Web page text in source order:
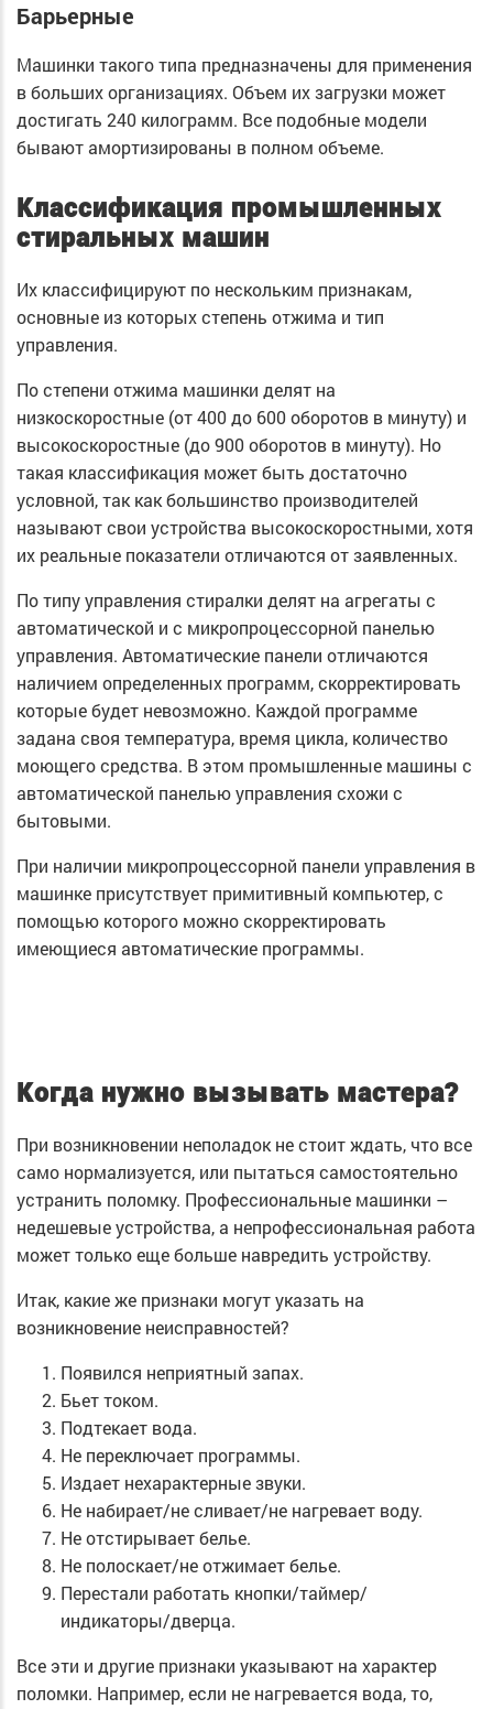
Барьерные
Машинки такого типа предназначены для применения
в больших организациях. Объем их загрузки может
достигать 240 килограмм. Все подобные модели
бывают амортизированы в полном объеме.
Классификация промышленных
стиральных машин
Их классифицируют по нескольким признакам,
основные из которых степень отжима и тип
управления.
По степени отжима машинки делят на
низкоскоростные (от 400 до 600 оборотов в минуту) и
высокоскоростные (до 900 оборотов в минуту). Но
такая классификация может быть достаточно
условной, так как большинство производителей
называют свои устройства высокоскоростными, хотя
их реальные показатели отличаются от заявленных.
По типу управления стиралки делят на агрегаты с
автоматической и с микропроцессорной панелью
управления. Автоматические панели отличаются
наличием определенных программ, скорректировать
которые будет невозможно. Каждой программе
задана своя температура, время цикла, количество
моющего средства. В этом промышленные машины с
автоматической панелью управления схожи с
бытовыми.
При наличии микропроцессорной панели управления в
машинке присутствует примитивный компьютер, с
помощью которого можно скорректировать
имеющиеся автоматические программы.
Когда нужно вызывать мастера?
При возникновении неполадок не стоит ждать, что все
само нормализуется, или пытаться самостоятельно
устранить поломку. Профессиональные машинки –
недешевые устройства, а непрофессиональная работа
может только еще больше навредить устройству.
Итак, какие же признаки могут указать на
возникновение неисправностей?
Появился неприятный запах.
Бьет током.
Подтекает вода.
Не переключает программы.
Издает нехарактерные звуки.
Не набирает/не сливает/не нагревает воду.
Не отстирывает белье.
Не полоскает/не отжимает белье.
Перестали работать кнопки/таймер/
индикаторы/дверца.
Все эти и другие признаки указывают на характер
поломки. Например, если не нагревается вода, то,